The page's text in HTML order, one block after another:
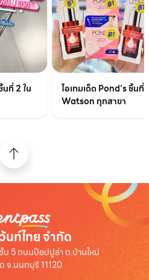
ที่ 2 ใน
ไอเทมเด็ด Pond’s ชิ้นที่
Watson ทุกสาขา
นท์ไทย จำกัด
น 5 ถนนป๊อปปูล่า ต.บ้านใหม่
จ.นนทบุรี 11120